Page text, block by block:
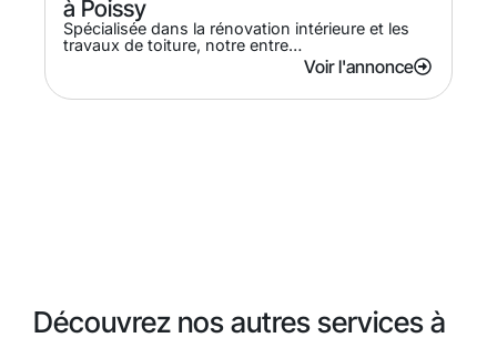
à Poissy
Spécialisée dans la rénovation intérieure et les
travaux de toiture, notre entre…
Voir l'annonce
Découvrez nos autres services à